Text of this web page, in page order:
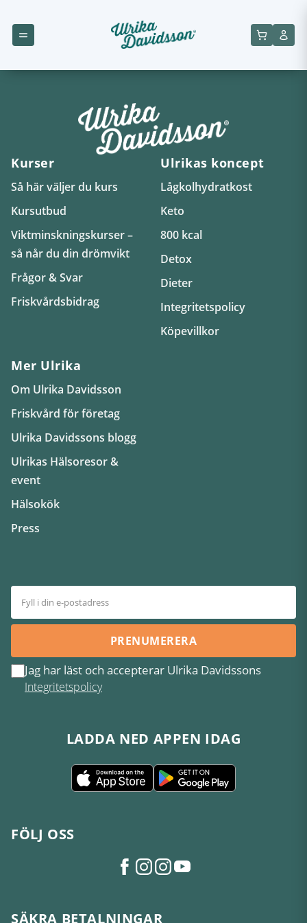
Kurser
Så här väljer du kurs
Kursutbud
Viktminskningskurser –
så når du din drömvikt
Frågor & Svar
Friskvårdsbidrag
Ulrikas koncept
Lågkolhydratkost
Keto
800 kcal
Detox
Dieter
Integritetspolicy
Köpevillkor
Mer Ulrika
Om Ulrika Davidsson
Friskvård för företag
Ulrika Davidssons blogg
Ulrikas Hälsoresor &
event
Hälsokök
Press
PRENUMERERA
Jag har läst och accepterar Ulrika Davidssons
Integritetspolicy
LADDA NED APPEN IDAG
FÖLJ OSS
SÄKRA BETALNINGAR